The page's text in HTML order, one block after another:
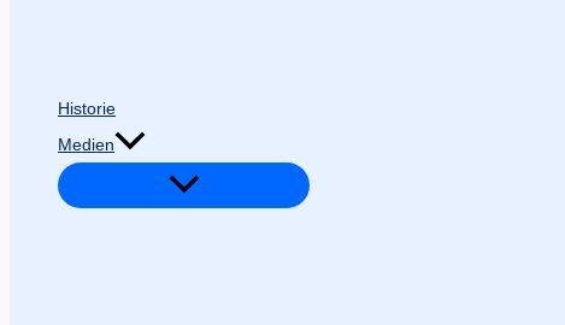
Historie
Medien